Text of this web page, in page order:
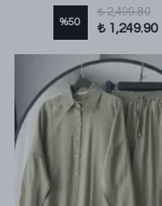
%50
₺ 2,499.80
₺ 1,249.90